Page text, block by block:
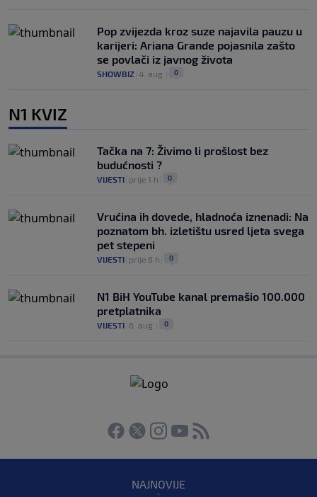
Pop zvijezda kroz suze najavila pauzu u
karijeri: Ariana Grande pojasnila zašto
se povlači iz javnog života
SHOWBIZ 4. aug. 0
N1 KVIZ
Tačka na 7: Živimo li prošlost bez
budućnosti ?
VIJESTI prije 1 h 0
Vrućina ih dovede, hladnoća iznenadi: Na
poznatom bh. izletištu usred ljeta svega
pet stepeni
VIJESTI prije 6 h 0
N1 BiH YouTube kanal premašio 100.000
pretplatnika
VIJESTI 6. aug. 0
NAJNOVIJE